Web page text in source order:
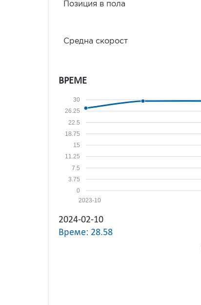
Позиция в пола
Средна скорост
ВРЕМЕ
0
3.75
7.5
11.25
15
18.75
22.5
26.25
30
2023-10
2024-02-10
Време: 28.58